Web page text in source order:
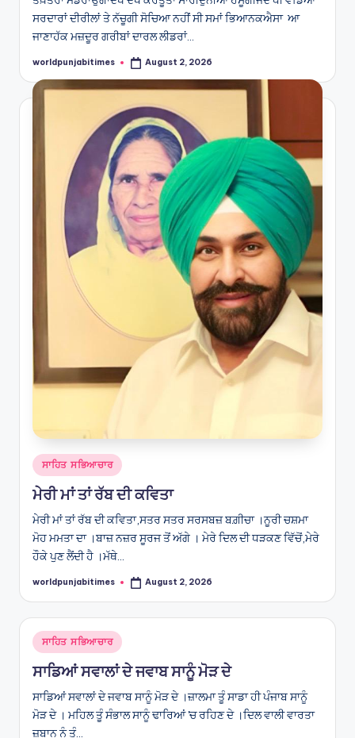
ਸਰਦਾਰਾਂ ਦੀਰੀਲਾਂ ਤੇ ਨੱਚੂਗੀ ਸੋਚਿਆ ਨਹੀਂ ਸੀ ਸਮਾਂ ਭਿਆਨਕਐਸਾ ਆ
ਜਾਣਾਹੱਕ ਮਜ਼ਦੂਰ ਗਰੀਬਾਂ ਦਾਰਲ ਲੀਡਰਾਂ…
Posted
worldpunjabitimes August 2, 2026
Posted
in
ਸਾਹਿਤ ਸਭਿਆਚਾਰ
ਮੇਰੀ ਮਾਂ ਤਾਂ ਰੱਬ ਦੀ ਕਵਿਤਾ
ਮੇਰੀ ਮਾਂ ਤਾਂ ਰੱਬ ਦੀ ਕਵਿਤਾ,ਸਤਰ ਸਤਰ ਸਰਸਬਜ਼ ਬਗ਼ੀਚਾ ।ਨੂਰੀ ਚਸ਼ਮਾ
ਮੋਹ ਮਮਤਾ ਦਾ ।ਬਾਜ਼ ਨਜ਼ਰ ਸੂਰਜ ਤੋਂ ਅੱਗੇ । ਮੇਰੇ ਦਿਲ ਦੀ ਧੜਕਣ ਵਿੱਚੋਂ,ਮੇਰੇ
ਹੌਕੇ ਪੁਣ ਲੈਂਦੀ ਹੈ ।ਮੱਥੇ…
Posted
worldpunjabitimes August 2, 2026
Posted
in
ਸਾਹਿਤ ਸਭਿਆਚਾਰ
ਸਾਡਿਆਂ ਸਵਾਲਾਂ ਦੇ ਜਵਾਬ ਸਾਨੂੰ ਮੋੜ ਦੇ
ਸਾਡਿਆਂ ਸਵਾਲਾਂ ਦੇ ਜਵਾਬ ਸਾਨੂੰ ਮੋੜ ਦੇ ।ਜ਼ਾਲਮਾ ਤੂੰ ਸਾਡਾ ਹੀ ਪੰਜਾਬ ਸਾਨੂੰ
ਮੋੜ ਦੇ । ਮਹਿਲ ਤੂੰ ਸੰਭਾਲ ਸਾਨੂੰ ਢਾਰਿਆਂ 'ਚ ਰਹਿਣ ਦੇ ।ਦਿਲ ਵਾਲੀ ਵਾਰਤਾ
ਜ਼ਬਾਨ ਨੂੰ ਤੂੰ…